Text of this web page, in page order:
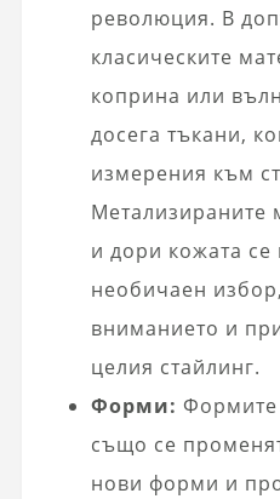
революция. В
класическите
коприна или
досега тъкани,
измерения към
Метализираните
и дори кожата
необичаен
вниманието и
целия стайлинг.
Форми: Формите
също се
нови форми и